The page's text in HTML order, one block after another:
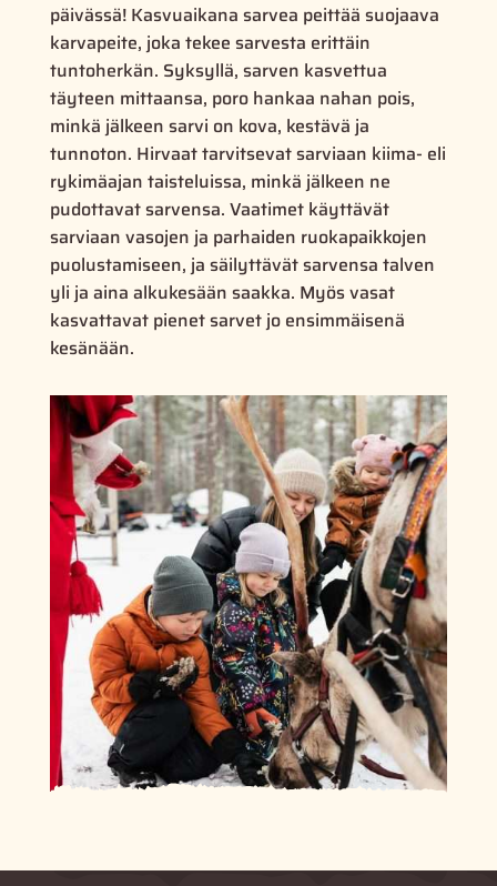
päivässä! Kasvuaikana sarvea peittää suojaava
karvapeite, joka tekee sarvesta erittäin
tuntoherkän. Syksyllä, sarven kasvettua
täyteen mittaansa, poro hankaa nahan pois,
minkä jälkeen sarvi on kova, kestävä ja
tunnoton. Hirvaat tarvitsevat sarviaan kiima- eli
rykimäajan taisteluissa, minkä jälkeen ne
pudottavat sarvensa. Vaatimet käyttävät
sarviaan vasojen ja parhaiden ruokapaikkojen
puolustamiseen, ja säilyttävät sarvensa talven
yli ja aina alkukesään saakka. Myös vasat
kasvattavat pienet sarvet jo ensimmäisenä
kesänään.